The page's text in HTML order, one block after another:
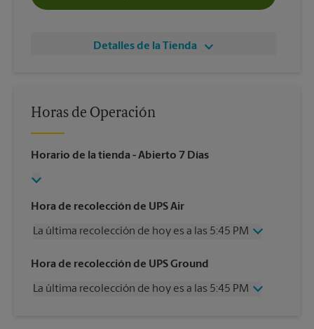
Detalles de la Tienda
Horas de Operación
Horario de la tienda - Abierto 7 Días
Hora de recolección de UPS Air
La última recolección de hoy es a las 5:45 PM
Miércoles
5:45 PM
Viernes
5:45 PM
Hora de recolección de UPS Ground
La última recolección de hoy es a las 5:45 PM